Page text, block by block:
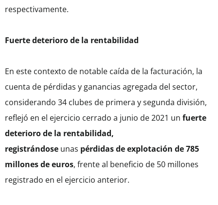
respectivamente.
Fuerte deterioro de la rentabilidad
En este contexto de notable caída de la facturación, la
cuenta de pérdidas y ganancias agregada del sector,
considerando 34 clubes de primera y segunda división,
reflejó en el ejercicio cerrado a junio de 2021 un fuerte
deterioro de la rentabilidad,
registrándose unas pérdidas de explotación de 785
millones de euros, frente al beneficio de 50 millones
registrado en el ejercicio anterior.